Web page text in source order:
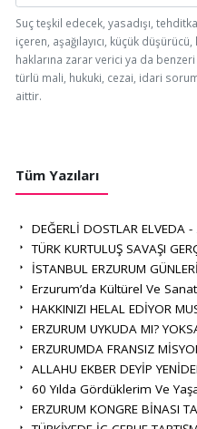
Suç teşkil edecek, yasadışı,
içeren, aşağılayıcı, küçük
haklarına zarar verici ya da
türlü mali, hukuki, cezai, idari
aittir.
Tüm Yazıları
DEĞERLİ DOSTLAR ELVEDA -
TÜRK KURTULUŞ SAVAŞI
İSTANBUL ERZURUM
Erzurum’da Kültürel Ve
HAKKINIZI HELAL EDİYOR
ERZURUM UYKUDA MI?
ERZURUMDA FRANSIZ
ALLAHU EKBER DEYİP
60 Yılda Gördüklerim Ve
ERZURUM KONGRE BİNASI